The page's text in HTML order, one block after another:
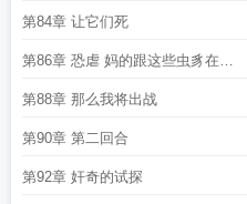
第84章 让它们死
第86章 恐虐 妈的跟这些虫豸在一
起怎么能抢到手办
第88章 那么我将出战
第90章 第二回合
第92章 奸奇的试探